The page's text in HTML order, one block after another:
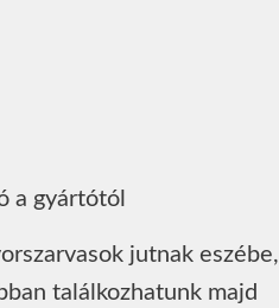
jutnak eszébe,
találkozhatunk majd